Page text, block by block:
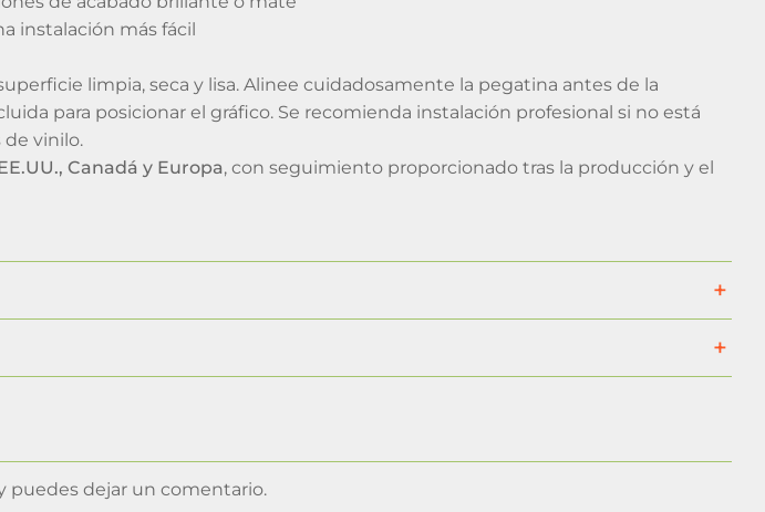
instalación más fácil
limpia, seca y lisa. Alinee cuidadosamente la pegatina antes de la
para posicionar el gráfico. Se recomienda instalación profesional si no está
de vinilo.
Canadá y Europa, con seguimiento proporcionado tras la producción y el
puedes dejar un comentario.